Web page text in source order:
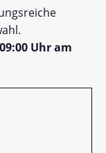
09:00 Uhr am